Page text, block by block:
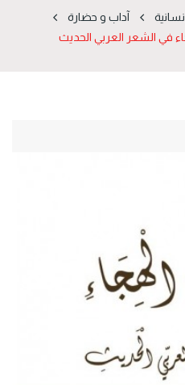
آداب و حضارة
في الشعر العربي الحديث